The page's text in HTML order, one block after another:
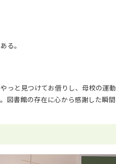
る。
っと見つけてお借りし、母校の運動
図書館の存在に心から感謝した瞬間